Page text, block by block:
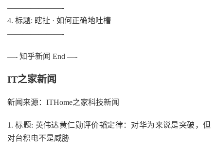
———————-
4. 标题: 瞎扯 · 如何正确地吐槽
———————-
—- 知乎新闻 End —-
IT之家新闻
新闻来源：ITHome之家科技新闻
1. 标题: 英伟达黄仁勋评价韬定律：对华为来说是突破，但
对台积电不是威胁